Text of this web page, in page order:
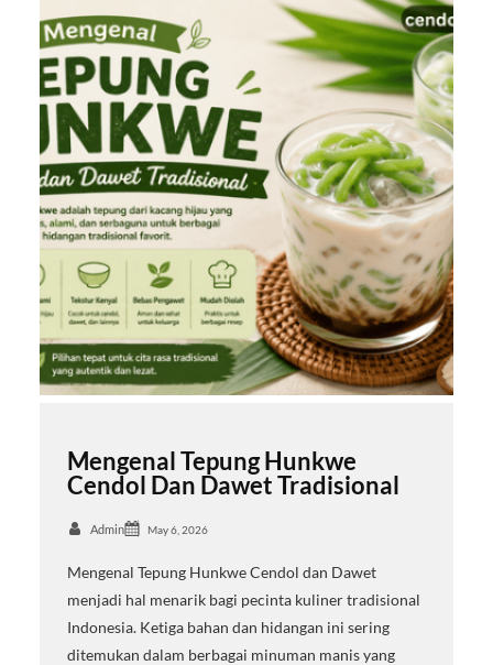
Mengenal Tepung Hunkwe
Cendol Dan Dawet Tradisional
Admin May 6, 2026
Mengenal Tepung Hunkwe Cendol dan Dawet
menjadi hal menarik bagi pecinta kuliner tradisional
Indonesia. Ketiga bahan dan hidangan ini sering
ditemukan dalam berbagai minuman manis yang